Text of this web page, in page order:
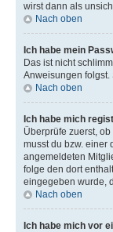
wirst dann als
Nach oben
Ich habe mein
Das ist nicht
Anweisungen
Nach oben
Ich habe mich
Überprüfe zuerst,
musst du bzw. einer
angemeldeten
folge den dort
eingegeben wurde,
Nach oben
Ich habe mich vor